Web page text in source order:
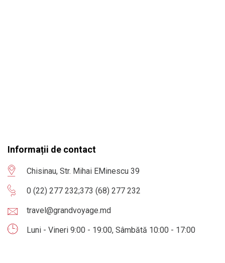
Informații de contact
Chisinau, Str. Mihai EMinescu 39
0 (22) 277 232;373 (68) 277 232
travel@grandvoyage.md
Luni - Vineri 9:00 - 19:00, Sâmbătă 10:00 - 17:00